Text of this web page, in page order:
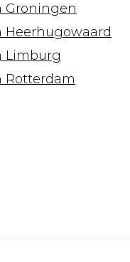
Groningen
Heerhugowaard
Limburg
Rotterdam